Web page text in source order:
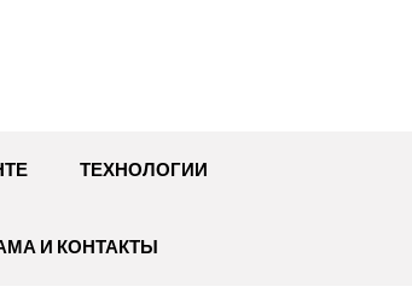
ТЕХНОЛОГИИ
И КОНТАКТЫ